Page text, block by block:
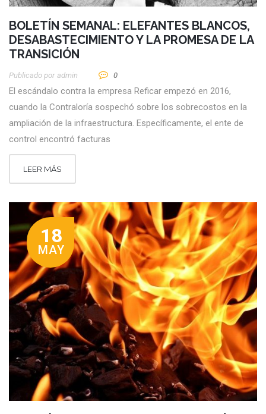
BOLETÍN SEMANAL: ELEFANTES BLANCOS,
DESABASTECIMIENTO Y LA PROMESA DE LA
TRANSICIÓN
Publicado por Admin 0
El escándalo contra la empresa Reficar empezó en 2016,
cuando la Contraloría sospechó sobre los sobrecostos en la
ampliación de la infraestructura. Específicamente, el ente de
control encontró facturas
LEER MÁS
18
MAY